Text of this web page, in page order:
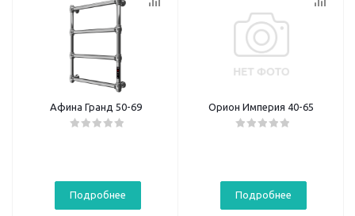
Афина Гранд 50-69
Подробнее
Орион Империя 40-65
Подробнее